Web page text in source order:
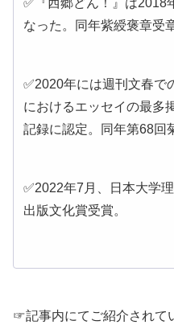
✅『西郷どん！』は2018
なった。同年紫綬褒章受
✅2020年には週刊文春で
におけるエッセイの最多
記録に認定。同年第68回
✅2022年7月、日本大学
出版文化賞受賞。
☞記事内にてご紹介されて